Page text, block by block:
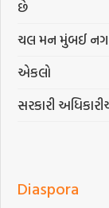
છે
ચલ મન મુંબઈ
એકલો
સરકારી
Diaspora